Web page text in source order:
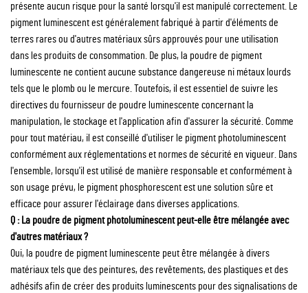
présente aucun risque pour la santé lorsqu'il est manipulé correctement. Le
pigment luminescent est généralement fabriqué à partir d'éléments de
terres rares ou d'autres matériaux sûrs approuvés pour une utilisation
dans les produits de consommation. De plus, la poudre de pigment
luminescente ne contient aucune substance dangereuse ni métaux lourds
tels que le plomb ou le mercure. Toutefois, il est essentiel de suivre les
directives du fournisseur de poudre luminescente concernant la
manipulation, le stockage et l'application afin d'assurer la sécurité. Comme
pour tout matériau, il est conseillé d'utiliser le pigment photoluminescent
conformément aux réglementations et normes de sécurité en vigueur. Dans
l'ensemble, lorsqu'il est utilisé de manière responsable et conformément à
son usage prévu, le pigment phosphorescent est une solution sûre et
efficace pour assurer l'éclairage dans diverses applications.
Q : La poudre de pigment photoluminescent peut-elle être mélangée avec
d'autres matériaux ?
Oui, la poudre de pigment luminescente peut être mélangée à divers
matériaux tels que des peintures, des revêtements, des plastiques et des
adhésifs afin de créer des produits luminescents pour des signalisations de